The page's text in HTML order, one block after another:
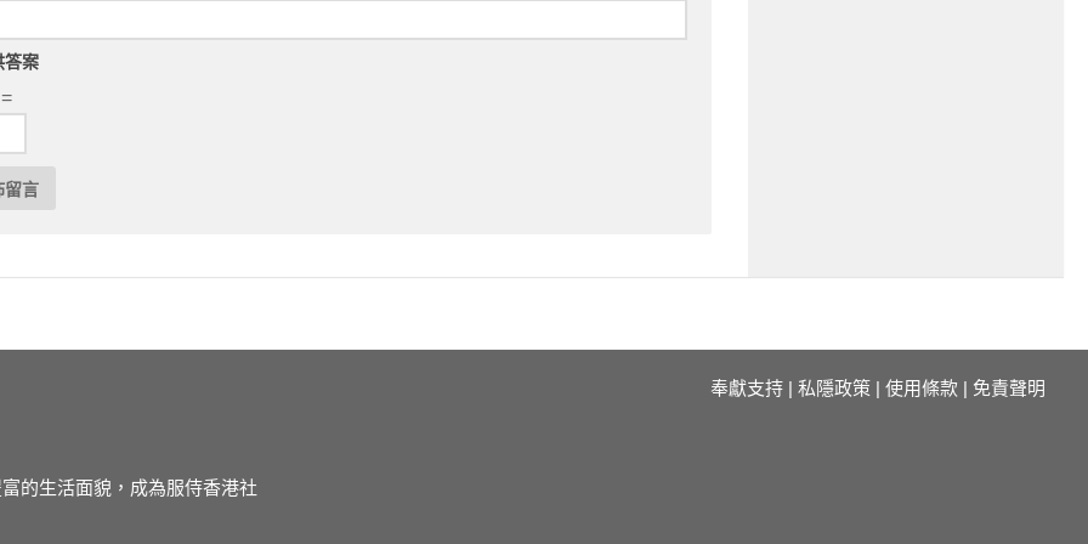
答案
的生活面貌，成為服侍香港社
奉獻支持 | 私隱政策 | 使用條款 | 免責聲明